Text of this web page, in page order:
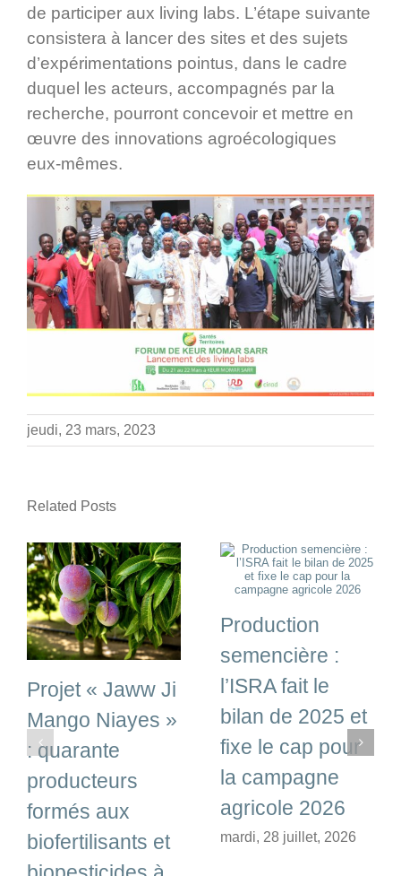
de participer aux living labs. L’étape suivante
consistera à lancer des sites et des sujets
d’expérimentations pointus, dans le cadre
duquel les acteurs, accompagnés par la
recherche, pourront concevoir et mettre en
œuvre des innovations agroécologiques
eux-mêmes.
jeudi, 23 mars, 2023
Related Posts
Projet « Jaww Ji
Mango Niayes »
: quarante
producteurs
formés aux
biofertilisants et
Production
semencière :
l’ISRA fait le
bilan de 2025 et
fixe le cap pour
la campagne
agricole 2026
mardi, 28 juillet, 2026